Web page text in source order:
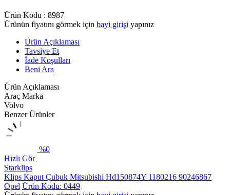
Ürün Kodu : 8987
Ürünün fiyatını görmek için bayi girişi yapınız
Ürün Açıklaması
Tavsiye Et
İade Koşulları
Beni Ara
Ürün Açıklaması
Araç Marka
Volvo
Benzer Ürünler
%0
Hızlı Gör
Starklips
Klips Kaput Çubuk Mitsubishi Hd150874Y 1180216 90246867
Opel Ürün Kodu: 0449